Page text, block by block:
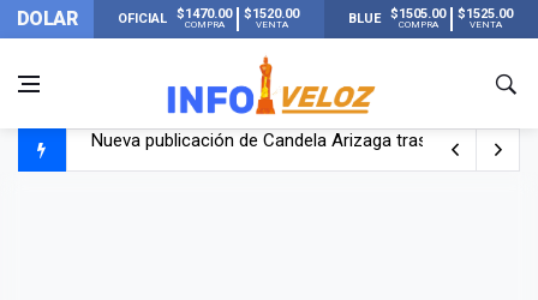
DOLAR OFICIAL $1470.00
COMPRA
$1520.00
VENTA BLUE $1505.00
COMPRA
$1525.00
VENTA
Nueva publicación de Candela Arizaga tras el
Un joven murió quemado por su novia en San Luis: